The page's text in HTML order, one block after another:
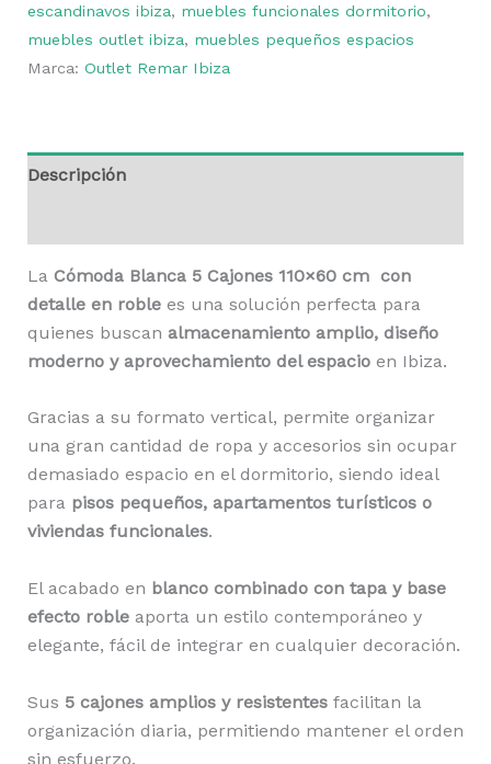
escandinavos ibiza, muebles funcionales dormitorio,
muebles outlet ibiza, muebles pequeños espacios
Marca: Outlet Remar Ibiza
Descripción
La Cómoda Blanca 5 Cajones 110×60 cm con
detalle en roblees una solución perfecta para
quienes buscan almacenamiento amplio, diseño
moderno y aprovechamiento del espacioen Ibiza.
Gracias a su formato vertical, permite organizar
una gran cantidad de ropa y accesorios sin ocupar
demasiado espacio en el dormitorio, siendo ideal
para pisos pequeños, apartamentos turísticos o
viviendas funcionales.
El acabado en blanco combinado con tapa y base
efecto robleaporta un estilo contemporáneo y
elegante, fácil de integrar en cualquier decoración.
Sus 5 cajones amplios y resistentesfacilitan la
organización diaria, permitiendo mantener el orden
sin esfuerzo.